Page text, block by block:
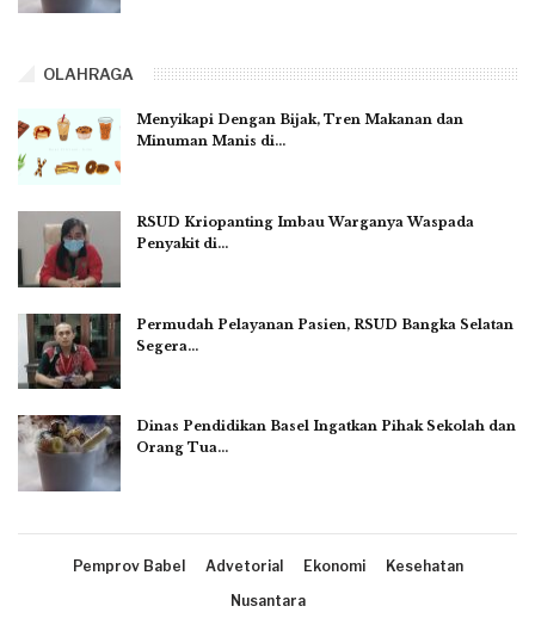
OLAHRAGA
Menyikapi Dengan Bijak, Tren Makanan dan
Minuman Manis di…
RSUD Kriopanting Imbau Warganya Waspada
Penyakit di…
Permudah Pelayanan Pasien, RSUD Bangka Selatan
Segera…
Dinas Pendidikan Basel Ingatkan Pihak Sekolah dan
Orang Tua…
Pemprov Babel Advetorial Ekonomi
Kesehatan
Nusantara